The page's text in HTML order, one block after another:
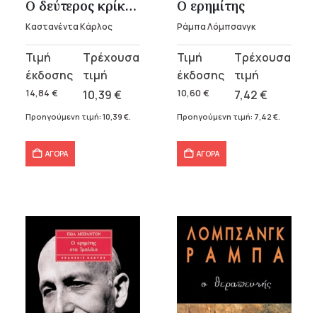
Ο δεύτερος κρίκος δύναμης
Καστανέντα Κάρλος
14,84 €
Original
price
was:
14,84 €.
10,39€
Η
τρέχουσα
τιμή
είναι:
Προηγούμενη τιμή: 10,39 €.
ΑΓΟΡΑ
Ο ερημίτης
Ράμπα Λόμπσανγκ
10,60 €
Original
price
was:
10,60 €.
7,42€
Η
τρέχουσα
τιμή
είναι:
Προηγούμενη τιμή: 7,42 €.
ΑΓΟΡΑ